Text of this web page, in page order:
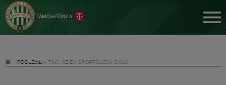
FŐOLDAL » TAG: AZ ÉV SPORTOLÓJA GÁLA